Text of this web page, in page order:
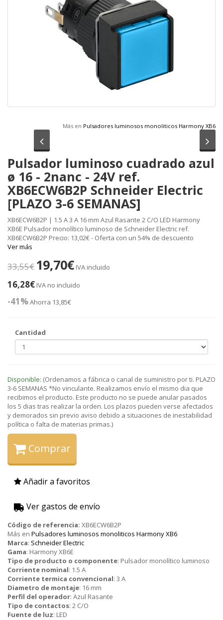
Más en Pulsadores luminosos monoliticos Harmony XB6
Anterior
Pulsador luminoso cuadrado azul
ø 16 - 2nanc - 24V ref.
XB6ECW6B2P Schneider Electric
[PLAZO 3-6 SEMANAS]
XB6ECW6B2P | 1.5 A 3 A 16 mm Azul Rasante 2 C/O LED Harmony
XB6E Pulsador monolítico luminoso de Schneider Electric ref.
XB6ECW6B2P Precio: 13,02€ - Oferta con un 54% de descuento
Ver más
33,55€ 19,70€ IVA incluido
16,28€ IVA no incluido
-41%Ahorra 13,85€
Cantidad
Disponible: (Ordenamos a fábrica o canal de suministro por ti. PLAZO
3-6 SEMANAS *No vinculante. Realizamos envío el mismo dia que
recibimos el producto. Este producto no se puede anular pasados
los 5 dias tras realizar la orden. Los plazos pueden verse afectados
y demorados sin previo aviso debido a situaciones de inestabilidad
política o falta de materias primas.)
Comprar
Añadir a favoritos
Ver gastos de envío
Código de referencia: XB6ECW6B2P
Más en Pulsadores luminosos monoliticos Harmony XB6
Marca: Schneider Electric
Gama: Harmony XB6E
Tipo de producto o componente: Pulsador monolítico luminoso
Corriente nominal: 1.5 A
Corriente termica convencional: 3 A
Diametro de montaje: 16 mm
Perfil del operador: Azul Rasante
Tipo de contactos: 2 C/O
Fuente de luz: LED